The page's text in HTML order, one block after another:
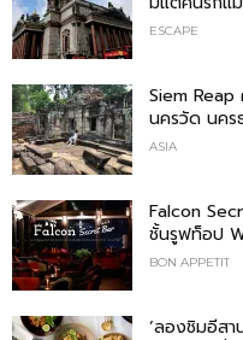
ESCAPE
Siem Reap
นครวัด นคร
ASIA
Falcon
ชั้นรูฟท็อป
BON APPETIT
‘ลองชิมอีสา